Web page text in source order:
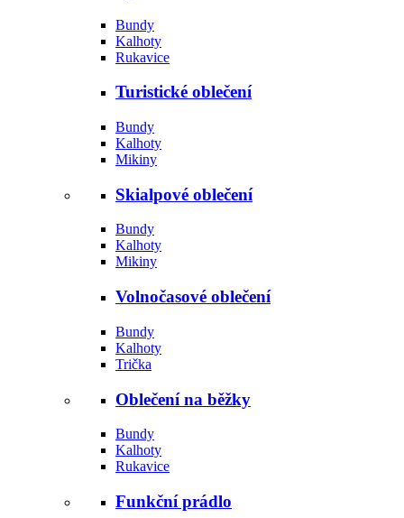
Bundy
Kalhoty
Rukavice
Turistické oblečení
Bundy
Kalhoty
Mikiny
Skialpové oblečení
Bundy
Kalhoty
Mikiny
Volnočasové oblečení
Bundy
Kalhoty
Trička
Oblečení na běžky
Bundy
Kalhoty
Rukavice
Funkční prádlo